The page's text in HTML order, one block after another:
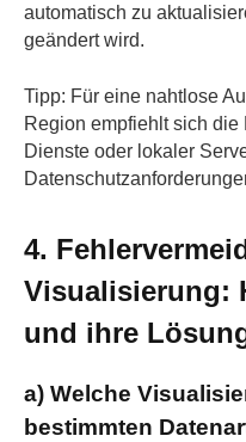
automatisch zu
geändert wird.
Tipp: Für eine nahtlose
Region empfiehlt sich
Dienste oder lokaler
4.
Visualisierung:
und ihre
a) Welche
bestimmten